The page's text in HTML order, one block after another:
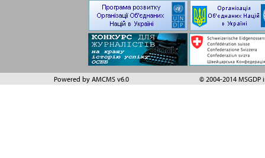
Powered by AMCMS v6.0 © 2004-2014